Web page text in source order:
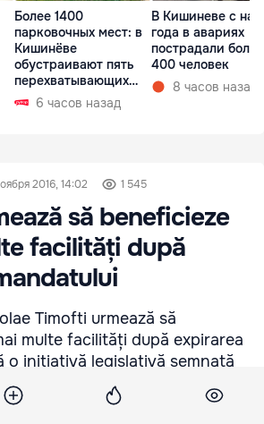
Более 1400
парковочных мест: в
Кишинёве
обустраивают пять
перехватывающих
парковок
6 часов назад
В Кишиневе с
года в авариях
пострадали более
400 человек
8 часов назад
2016, 14:02 1 545
să beneficieze
facilități după
Timofti urmează să
multe facilități după expirarea
o inițiativă legislativă semnată
Andrian Candu se va bucura